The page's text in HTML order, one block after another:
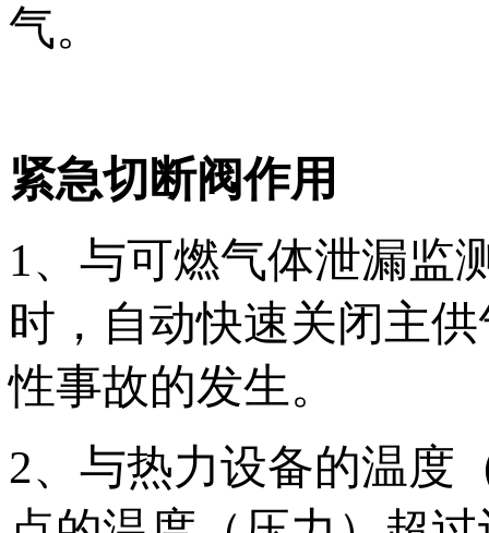
气。
紧急切断阀作用
1、与可燃气体泄漏监
时，自动快速关闭主
性事故的发生。
2、与热力设备的温度